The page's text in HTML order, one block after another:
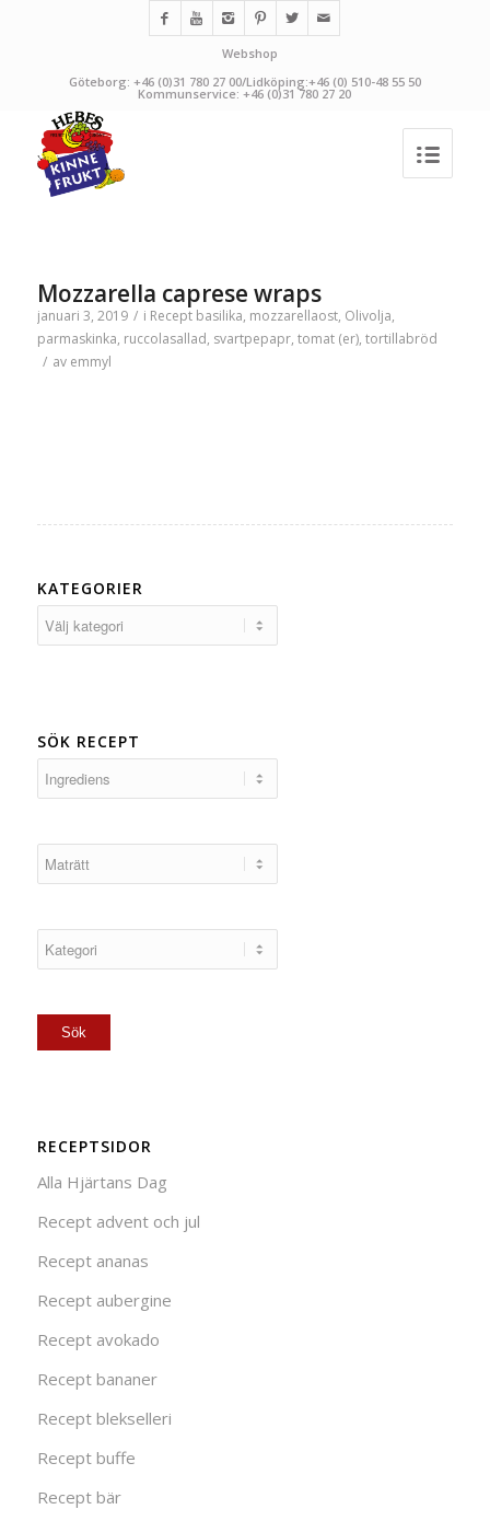
Webshop
Göteborg: +46 (0)31 780 27 00/Lidköping:+46 (0) 510-48 55 50
Kommunservice: +46 (0)31 780 27 20
Mozzarella caprese wraps
januari 3, 2019 / i Recept basilika, mozzarellaost, Olivolja,
parmaskinka, ruccolasallad, svartpepapr, tomat (er), tortillabröd
/ av emmyl
KATEGORIER
SÖK RECEPT
RECEPTSIDOR
Alla Hjärtans Dag
Recept advent och jul
Recept ananas
Recept aubergine
Recept avokado
Recept bananer
Recept blekselleri
Recept buffe
Recept bär